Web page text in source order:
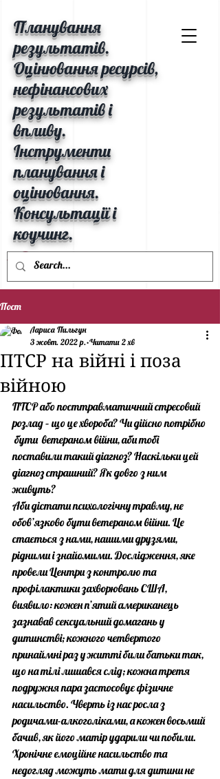
Планування
результатів.
Оцінювання ресурсів,
нефінансових
результатів і
впливу.
Інструменти
планування і
оцінювання.
Консультації і
коучинг.
Пост
ПТСР на війні і поза
війною
Лариса Пильгун
3 жовт. 2022 р. Читати 2 хв
ПТСР або посттравматичний стресовий
розлад – що це хвороба? Чи дійсно потрібно
бути  ветераном війни, аби тобі
поставили такий діагноз? Наскільки цей
діагноз страшний? Як довго з ним
живуть?
Аби дістати психологічну травму, не
обов’язково бути ветераном війни. Це
стається з нами, нашими друзями,
рідними і знайомими. Дослідження, яке
провели Центри з контролю та
профілактики захворювань США,
виявило: кожен п’ятий американець
зазнавав сексуальний домагань у
дитинстві; кожного четвертого
принаймні раз у житті били батьки так,
що на тілі лишався слід; кожна третя
подружня пара застосовує фізичне
насильство. Чверть із нас росла з
родичами-алкоголіками, а кожен восьмий
бачив, як його матір ударили чи побили.
Хронічне емоційне насильство та
недогляд можуть мати для дитини не